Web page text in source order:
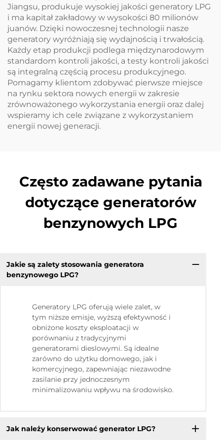
Jiangsu, produkuje wysokiej jakości generatory LPG
i ma kapitał zakładowy w wysokości 80 milionów
juanów. Dzięki nowoczesnej technologii nasze
generatory wyróżniają się wydajnością i trwałością.
Każdy etap produkcji podlega międzynarodowym
standardom kontroli jakości, a testy kontroli jakości
są integralną częścią procesu produkcyjnego.
Pomagamy klientom zdobywać pierwsze miejsce
na rynku sektora nowych energii w zakresie
zrównoważonego wykorzystania energii oraz dalej
wspieramy ich cele związane z wykorzystaniem
energii nowej generacji.
Często zadawane pytania
dotyczące generatorów
benzynowych LPG
Jakie są zalety stosowania generatora
benzynowego LPG?
Generatory LPG oferują wiele zalet, w
tym niższe emisje, wyższą efektywność i
obniżone koszty eksploatacji w
porównaniu z tradycyjnymi
generatorami dieslowymi. Są idealne
zarówno do użytku domowego, jak i
komercyjnego, zapewniając niezawodne
zasilanie przy jednoczesnym
minimalizowaniu wpływu na środowisko.
Jak należy konserwować generator LPG?